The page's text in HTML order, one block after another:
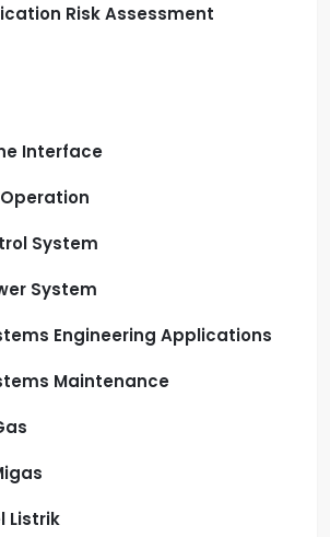
Risk Assessment
Interface
System
System
Engineering Applications
Maintenance
Listrik